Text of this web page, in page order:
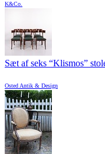
K&Co.
Sæt af seks “Klismos”
Osted Antik & Design